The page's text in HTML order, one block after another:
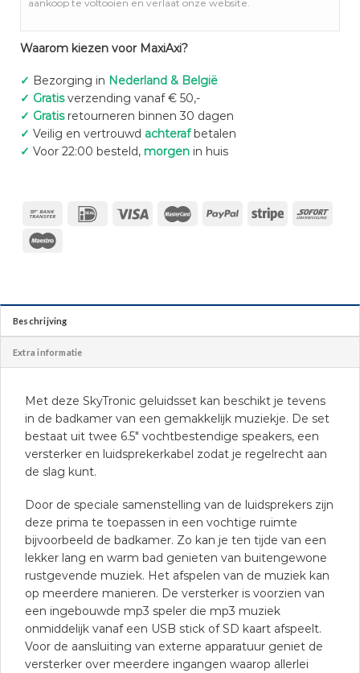
aankoop te voltooien en verlaat onze website.
Waarom kiezen voor MaxiAxi?
✓ Bezorging in Nederland & België
✓ Gratisverzending vanaf € 50,-
✓ Gratisretourneren binnen 30 dagen
✓ Veilig en vertrouwd achterafbetalen
✓ Voor 22:00 besteld, morgenin huis
Beschrijving
Extra informatie
Met deze SkyTronic geluidsset kan beschikt je tevens
in de badkamer van een gemakkelijk muziekje. De set
bestaat uit twee 6.5″ vochtbestendige speakers, een
versterker en luidsprekerkabel zodat je regelrecht aan
de slag kunt.
Door de speciale samenstelling van de luidsprekers zijn
deze prima te toepassen in een vochtige ruimte
bijvoorbeeld de badkamer. Zo kan je ten tijde van een
lekker lang en warm bad genieten van buitengewone
rustgevende muziek. Het afspelen van de muziek kan
op meerdere manieren. De versterker is voorzien van
een ingebouwde mp3 speler die mp3 muziek
onmiddelijk vanaf een USB stick of SD kaart afspeelt.
Voor de aansluiting van externe apparatuur geniet de
versterker over meerdere ingangen waarop allerlei